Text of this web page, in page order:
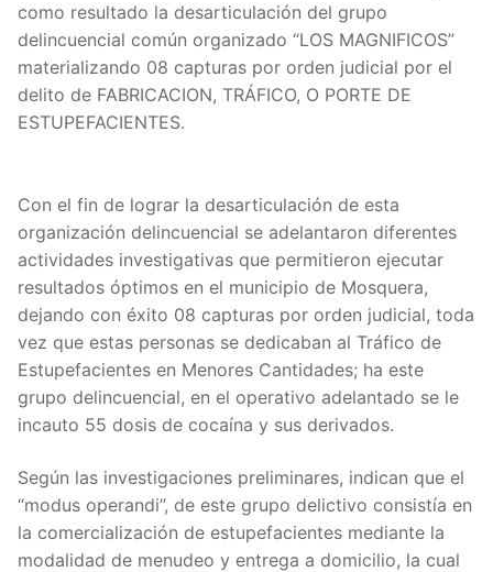
como resultado la desarticulación del grupo
delincuencial común organizado “LOS MAGNIFICOS”
materializando 08 capturas por orden judicial por el
delito de FABRICACION, TRÁFICO, O PORTE DE
ESTUPEFACIENTES.
Con el fin de lograr la desarticulación de esta
organización delincuencial se adelantaron diferentes
actividades investigativas que permitieron ejecutar
resultados óptimos en el municipio de Mosquera,
dejando con éxito 08 capturas por orden judicial, toda
vez que estas personas se dedicaban al Tráfico de
Estupefacientes en Menores Cantidades; ha este
grupo delincuencial, en el operativo adelantado se le
incauto 55 dosis de cocaína y sus derivados.
Según las investigaciones preliminares, indican que el
“modus operandi”, de este grupo delictivo consistía en
la comercialización de estupefacientes mediante la
modalidad de menudeo y entrega a domicilio, la cual